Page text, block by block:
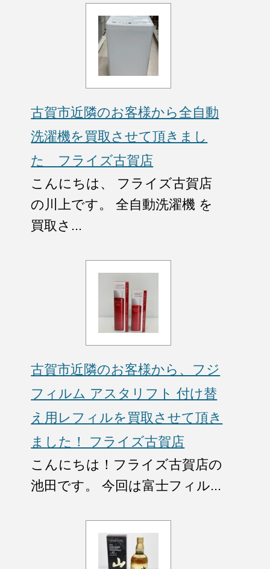
古賀市近隣のお客様から全自動
洗濯機を買取させて頂きまし
た フライズ古賀店
こんにちは、 フライズ古賀店
の川上です。 全自動洗濯機 を
買取さ...
古賀市近隣のお客様から、フジ
フィルム アスタリフト 付け替
え用レフィルを買取させて頂き
ました！ フライズ古賀店
こんにちは！フライズ古賀店の
池田です。 今回は富士フィル...